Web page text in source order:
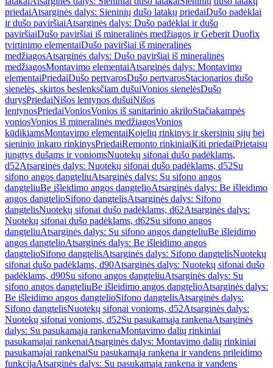
priedaiAtsarginės dalys: Sieninių dušo latakų priedaiDušo padėklai
ir dušo paviršiaiAtsarginės dalys: Dušo padėklai ir dušo
paviršiaiDušo paviršiai iš mineralinės medžiagos ir Geberit Duofix
tvirtinimo elementaiDušo paviršiai iš mineralinės
medžiagosAtsarginės dalys: Dušo paviršiai iš mineralinės
medžiagosMontavimo elementaiAtsarginės dalys: Montavimo
elementaiPriedaiDušo pertvarosDušo pertvarosStacionarios dušo
sienelės, skirtos beslenksčiam dušuiVonios sienelėsDušo
durysPriedaiNišos lentynos dušuiNišos
lentynosPriedaiVoniosVonios iš sanitarinio akriloStačiakampės
voniosVonios iš mineralinės medžiagosVonios
kūdikiamsMontavimo elementaiKojelių rinkinys ir skersinių sijų bei
sieninio inkaro rinkinysPriedaiRemonto rinkiniaiKiti priedaiPrietaisų
jungtys dušams ir voniomsNuotekų sifonai dušo padėklams,
d52Atsarginės dalys: Nuotekų sifonai dušo padėklams, d52Su
sifono angos dangteliuAtsarginės dalys: Su sifono angos
dangteliuBe išleidimo angos dangtelioAtsarginės dalys: Be išleidimo
angos dangtelioSifono dangtelisAtsarginės dalys: Sifono
dangtelisNuotekų sifonai dušo padėklams, d62Atsarginės dalys:
Nuotekų sifonai dušo padėklams, d62Su sifono angos
dangteliuAtsarginės dalys: Su sifono angos dangteliuBe išleidimo
angos dangtelioAtsarginės dalys: Be išleidimo angos
dangtelioSifono dangtelisAtsarginės dalys: Sifono dangtelisNuotekų
sifonai dušo padėklams, d90Atsarginės dalys: Nuotekų sifonai dušo
padėklams, d90Su sifono angos dangteliuAtsarginės dalys: Su
sifono angos dangteliuBe išleidimo angos dangtelioAtsarginės dalys:
Be išleidimo angos dangtelioSifono dangtelisAtsarginės dalys:
Sifono dangtelisNuotekų sifonai vonioms, d52Atsarginės dalys:
Nuotekų sifonai vonioms, d52Su pasukamąja rankenaAtsarginės
dalys: Su pasukamąja rankenaMontavimo dalių rinkiniai
pasukamajai rankenaiAtsarginės dalys: Montavimo dalių rinkiniai
pasukamajai rankenaiSu pasukamąja rankena ir vandens prileidimo
funkcijaAtsarginės dalys: Su pasukamąja rankena ir vandens